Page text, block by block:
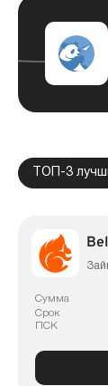
ТОП-3
Сумма
Срок
ПСК